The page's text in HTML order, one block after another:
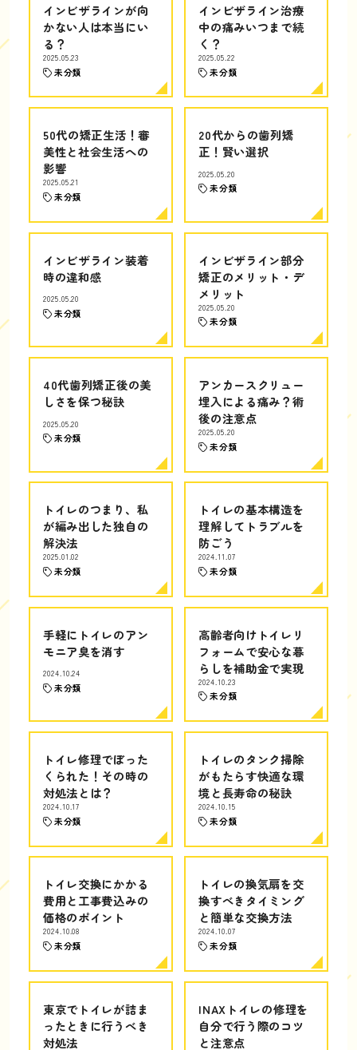
インビザラインが向
かない人は本当にい
る？
2025.05.23
未分類
インビザライン治療
中の痛みいつまで続
く？
2025.05.22
未分類
50代の矯正生活！審
美性と社会生活への
影響
2025.05.21
未分類
20代からの歯列矯
正！賢い選択
2025.05.20
未分類
インビザライン装着
時の違和感
2025.05.20
未分類
インビザライン部分
矯正のメリット・デ
メリット
2025.05.20
未分類
40代歯列矯正後の美
しさを保つ秘訣
2025.05.20
未分類
アンカースクリュー
埋入による痛み？術
後の注意点
2025.05.20
未分類
トイレのつまり、私
が編み出した独自の
解決法
2025.01.02
未分類
トイレの基本構造を
理解してトラブルを
防ごう
2024.11.07
未分類
手軽にトイレのアン
モニア臭を消す
2024.10.24
未分類
高齢者向けトイレリ
フォームで安心な暮
らしを補助金で実現
2024.10.23
未分類
トイレ修理でぼった
くられた！その時の
対処法とは？
2024.10.17
未分類
トイレのタンク掃除
がもたらす快適な環
境と長寿命の秘訣
2024.10.15
未分類
トイレ交換にかかる
費用と工事費込みの
価格のポイント
2024.10.08
未分類
トイレの換気扇を交
換すべきタイミング
と簡単な交換方法
2024.10.07
未分類
東京でトイレが詰ま
ったときに行うべき
対処法
INAXトイレの修理を
自分で行う際のコツ
と注意点